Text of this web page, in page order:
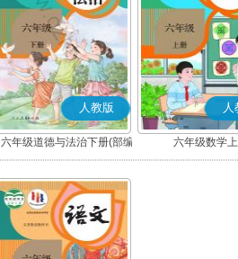
人教版
六年级道德与法治下册(部编
版)
人
六年级数学